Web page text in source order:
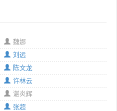
魏娜
刘远
陈文龙
许林云
谌炎辉
张超